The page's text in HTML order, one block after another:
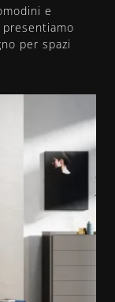
e
per spazi